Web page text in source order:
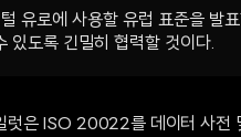
유로에 사용할 유럽 표준을 발
있도록 긴밀히 협력할 것이다.
럿은 ISO 20022를 데이터 사전